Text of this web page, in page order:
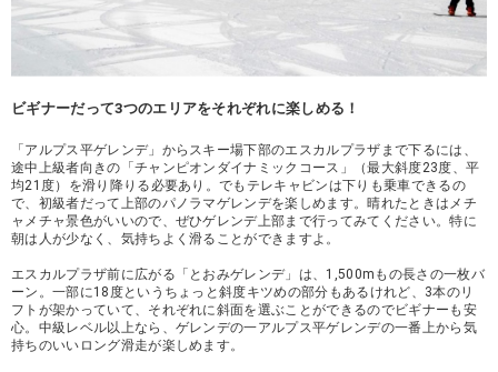
ビギナーだって3つのエリアをそれぞれに楽しめる！
「アルプス平ゲレンデ」からスキー場下部のエスカルプラザまで下るには、
途中上級者向きの「チャンピオンダイナミックコース」（最大斜度23度、平
均21度）を滑り降りる必要あり。でもテレキャビンは下りも乗車できるの
で、初級者だって上部のパノラマゲレンデを楽しめます。晴れたときはメチ
ャメチャ景色がいいので、ぜひゲレンデ上部まで行ってみてください。特に
朝は人が少なく、気持ちよく滑ることができますよ。
エスカルプラザ前に広がる「とおみゲレンデ」は、1,500mもの長さの一枚バ
ーン。一部に18度というちょっと斜度キツめの部分もあるけれど、3本のリ
フトが架かっていて、それぞれに斜面を選ぶことができるのでビギナーも安
心。中級レベル以上なら、ゲレンデの一アルプス平ゲレンデの一番上から気
持ちのいいロング滑走が楽しめます。